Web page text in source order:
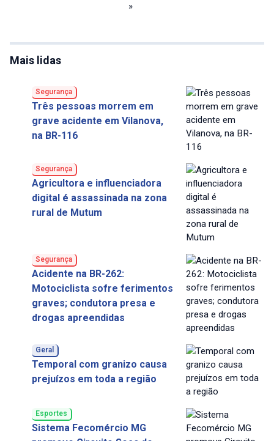
»
Mais lidas
Segurança
Três pessoas morrem em
grave acidente em Vilanova,
na BR-116
Segurança
Agricultora e influenciadora
digital é assassinada na zona
rural de Mutum
Segurança
Acidente na BR-262:
Motociclista sofre ferimentos
graves; condutora presa e
drogas apreendidas
Geral
Temporal com granizo causa
prejuízos em toda a região
Esportes
Sistema Fecomércio MG